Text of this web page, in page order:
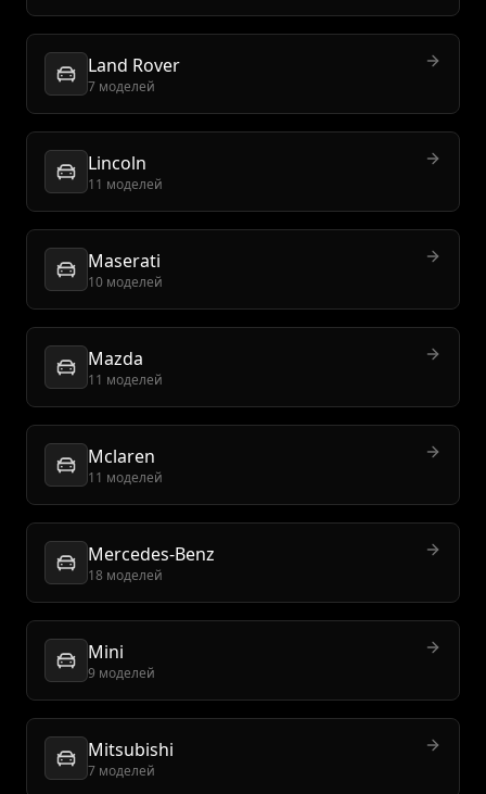
Land Rover
7 моделей
Lincoln
11 моделей
Maserati
10 моделей
Mazda
11 моделей
Mclaren
11 моделей
Mercedes-Benz
18 моделей
Mini
9 моделей
Mitsubishi
7 моделей